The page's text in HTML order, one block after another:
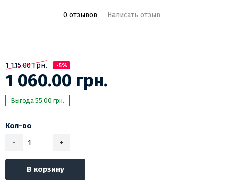
0 отзывов Написать отзыв
1 115.00 грн. -5%
1 060.00 грн.
Выгода 55.00 грн.
Кол-во
-
+
В корзину